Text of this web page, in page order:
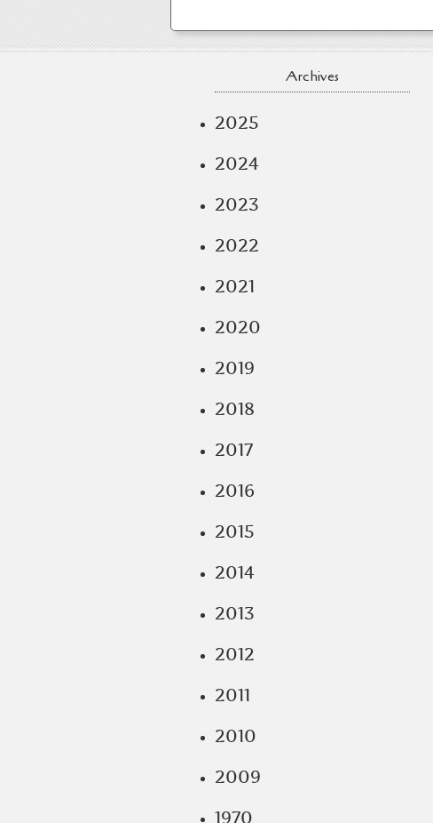
Archives
2025
2024
2023
2022
2021
2020
2019
2018
2017
2016
2015
2014
2013
2012
2011
2010
2009
1970